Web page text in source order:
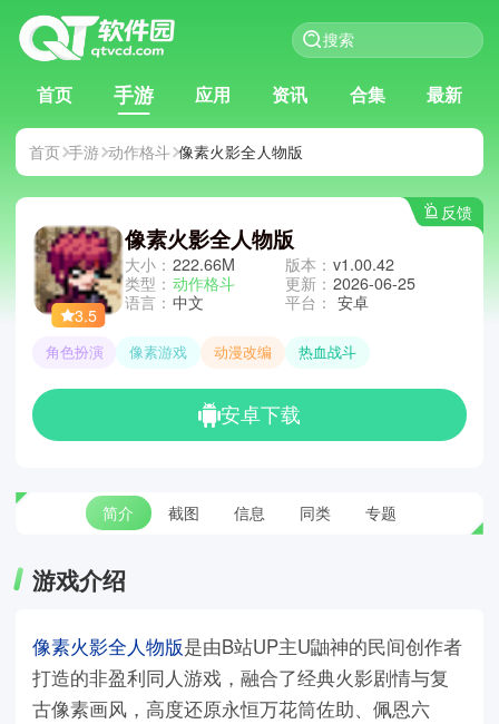
首页 手游 应用 资讯 合集 最新
首页 手游 动作格斗 像素火影全人物版
反馈
3.5
像素火影全人物版
大小： 222.66M
类型： 动作格斗
语言： 中文
版本： v1.00.42
更新： 2026-06-25
平台： 安卓
角色扮演 像素游戏 动漫改编 热血战斗
安卓下载
简介 截图 信息 同类 专题
游戏介绍
像素火影全人物版是由B站UP主U鼬神的民间创作者
打造的非盈利同人游戏，融合了经典火影剧情与复
古像素画风，高度还原永恒万花筒佐助、佩恩六